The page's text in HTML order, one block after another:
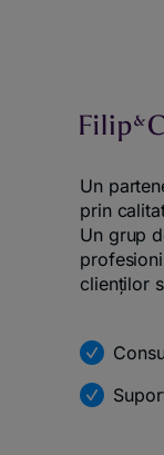
Un
prin
Un grup
clienților